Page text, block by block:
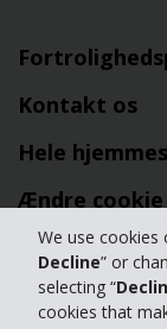
We use cookies
Decline” or
selecting “
cookies that
Kontakt os
Hele
Ændre
© 2024 The